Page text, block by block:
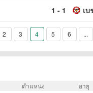
1 - 1 เ
2 3 4 5 6 ...
ตำแหน่ง อายุ